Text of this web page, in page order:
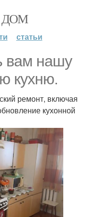
статьи
вам нашу
кухню.
ремонт, включая
кухонной